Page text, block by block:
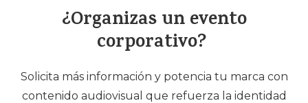
¿Organizas un evento
corporativo?
Solicita más información y potencia tu marca con
contenido audiovisual que refuerza la identidad